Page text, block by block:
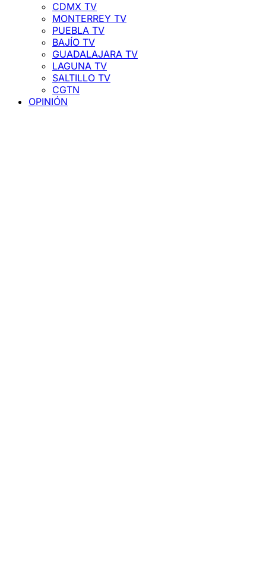
CDMX TV
MONTERREY TV
PUEBLA TV
BAJÍO TV
GUADALAJARA TV
LAGUNA TV
SALTILLO TV
CGTN
OPINIÓN